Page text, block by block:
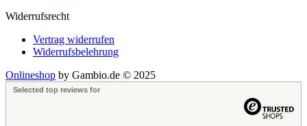
Widerrufsrecht
Vertrag widerrufen
Widerrufsbelehrung
Onlineshop by Gambio.de © 2025
Selected top reviews for